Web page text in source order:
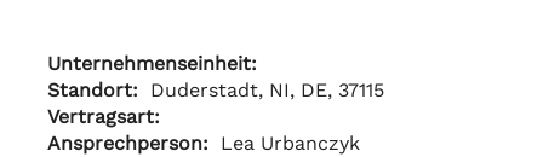
Unternehmenseinheit:
Standort: Duderstadt, NI, DE, 37115
Vertragsart:
Ansprechperson: Lea Urbanczyk